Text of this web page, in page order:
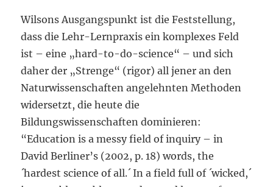
Wilsons Ausgangspunkt ist die Feststellung,
dass die Lehr-Lernpraxis ein komplexes Feld
ist – eine „hard-to-do-science“ – und sich
daher der „Strenge“ (rigor) all jener an den
Naturwissenschaften angelehnten Methoden
widersetzt, die heute die
Bildungswissenschaften dominieren:
“Education is a messy field of inquiry – in
David Berliner’s (2002, p. 18) words, the
´hardest science of all.´ In a field full of ´wicked,´